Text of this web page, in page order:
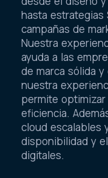
hasta estrategias
campañas de
Nuestra
ayuda a las
de marca sólida
nuestra
permite
eficiencia.
cloud escalables
disponibilidad y
digitales.